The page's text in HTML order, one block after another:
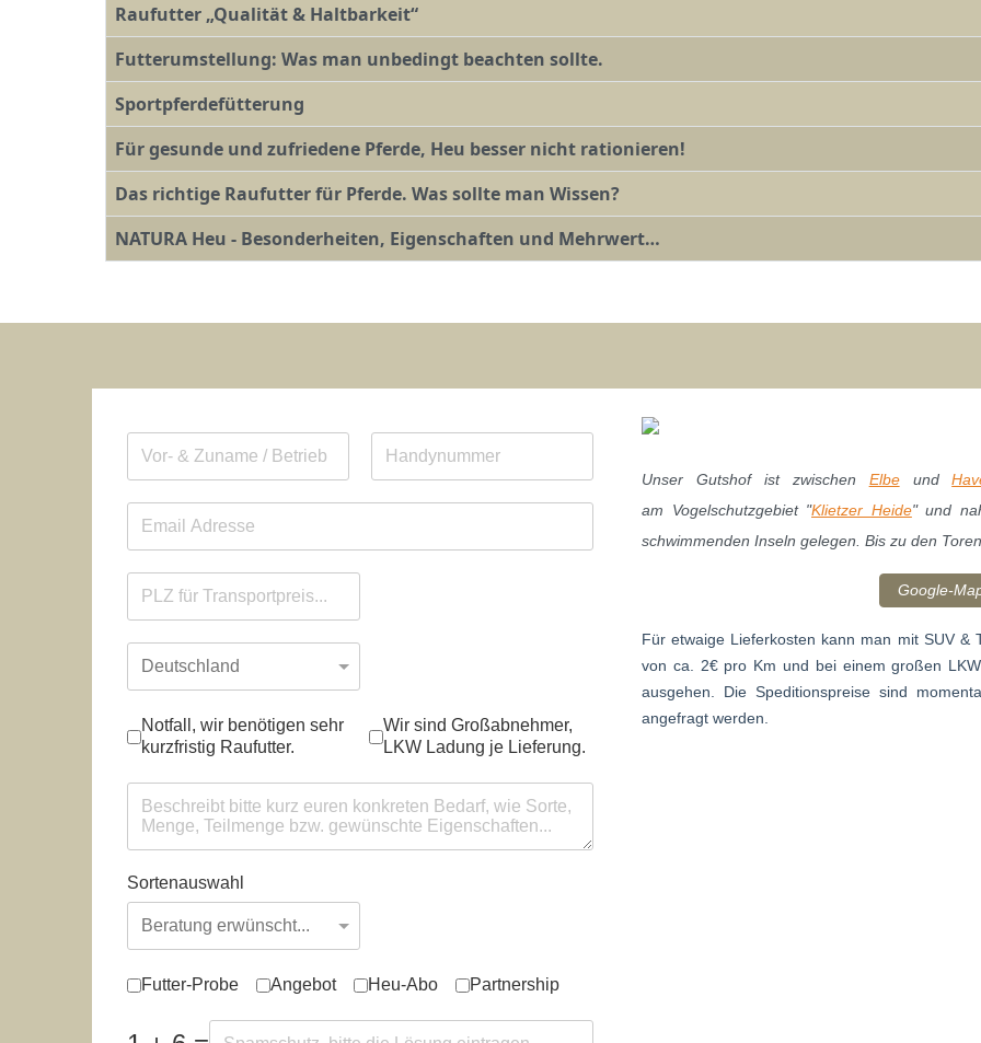
Raufutter „Qualität & Haltbarkeit“
Futterumstellung: Was man unbedingt beachten sollte.
Sportpferdefütterung
Für gesunde und zufriedene Pferde, Heu besser nicht rationieren!
Das richtige Raufutter für Pferde. Was sollte man Wissen?
NATURA Heu - Besonderheiten, Eigenschaften und Mehrwert…
Hinweis
Notfall, wir benötigen sehr
kurzfristig Raufutter.
Wir sind Großabnehmer,
LKW Ladung je Lieferung.
Sortenauswahl
Uns interessiert insbesondere:
Futter-Probe Angebot Heu-Abo Partnership
Unser Gutshof ist zwischen Elbeund
am Vogelschutzgebiet "Klietzer Heide" und
schwimmenden Inseln gelegen. Bis zu den Toren
Google-
Für etwaige Lieferkosten kann man mit SUV
von ca. 2€ pro Km und bei einem großen
ausgehen. Die Speditionspreise sind
angefragt werden.